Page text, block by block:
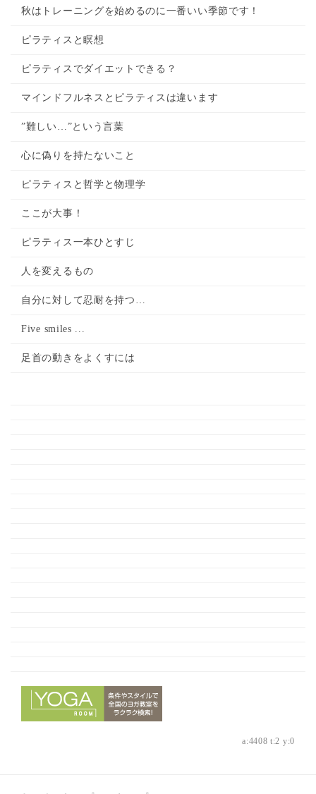
秋はトレーニングを始めるのに一番いい季節です！
ピラティスと瞑想
ピラティスでダイエットできる？
マインドフルネスとピラティスは違います
”難しい…”という言葉
心に偽りを持たないこと
ピラティスと哲学と物理学
ここが大事！
ピラティス一本ひとすじ
人を変えるもの
自分に対して忍耐を持つ…
Five smiles ...
足首の動きをよくすには
a:4408 t:2 y:0